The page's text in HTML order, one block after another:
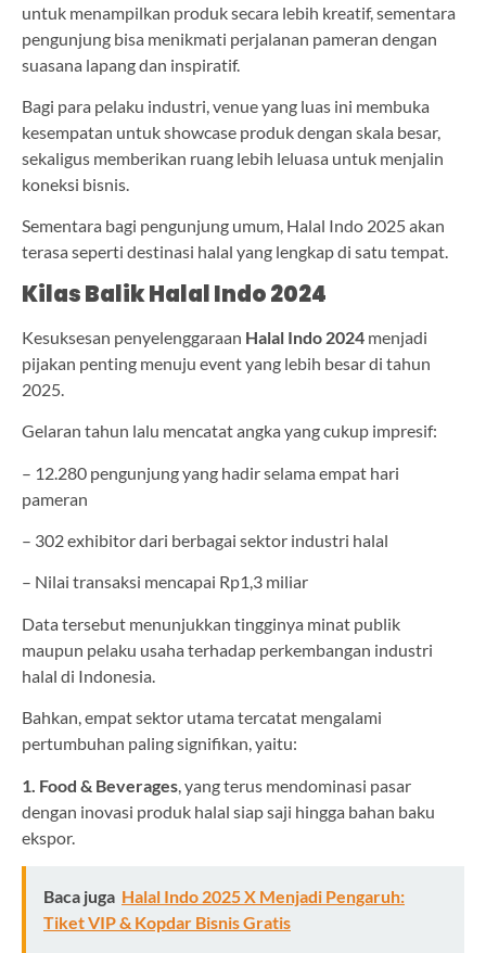
untuk menampilkan produk secara lebih kreatif, sementara
pengunjung bisa menikmati perjalanan pameran dengan
suasana lapang dan inspiratif.
Bagi para pelaku industri, venue yang luas ini membuka
kesempatan untuk showcase produk dengan skala besar,
sekaligus memberikan ruang lebih leluasa untuk menjalin
koneksi bisnis.
Sementara bagi pengunjung umum, Halal Indo 2025 akan
terasa seperti destinasi halal yang lengkap di satu tempat.
Kilas Balik Halal Indo 2024
Kesuksesan penyelenggaraan Halal Indo 2024 menjadi
pijakan penting menuju event yang lebih besar di tahun
2025.
Gelaran tahun lalu mencatat angka yang cukup impresif:
– 12.280 pengunjung yang hadir selama empat hari
pameran
– 302 exhibitor dari berbagai sektor industri halal
– Nilai transaksi mencapai Rp1,3 miliar
Data tersebut menunjukkan tingginya minat publik
maupun pelaku usaha terhadap perkembangan industri
halal di Indonesia.
Bahkan, empat sektor utama tercatat mengalami
pertumbuhan paling signifikan, yaitu:
1. Food & Beverages , yang terus mendominasi pasar
dengan inovasi produk halal siap saji hingga bahan baku
ekspor.
Baca juga Halal Indo 2025 X Menjadi Pengaruh:
Tiket VIP & Kopdar Bisnis Gratis